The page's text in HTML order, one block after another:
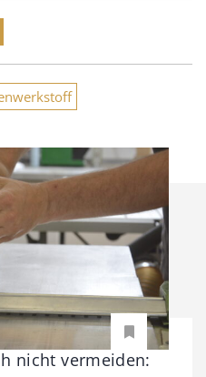
nicht vermeiden: